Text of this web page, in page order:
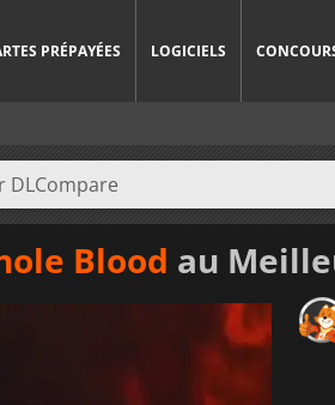
PRÉPAYÉES LOGICIELS
Blood au